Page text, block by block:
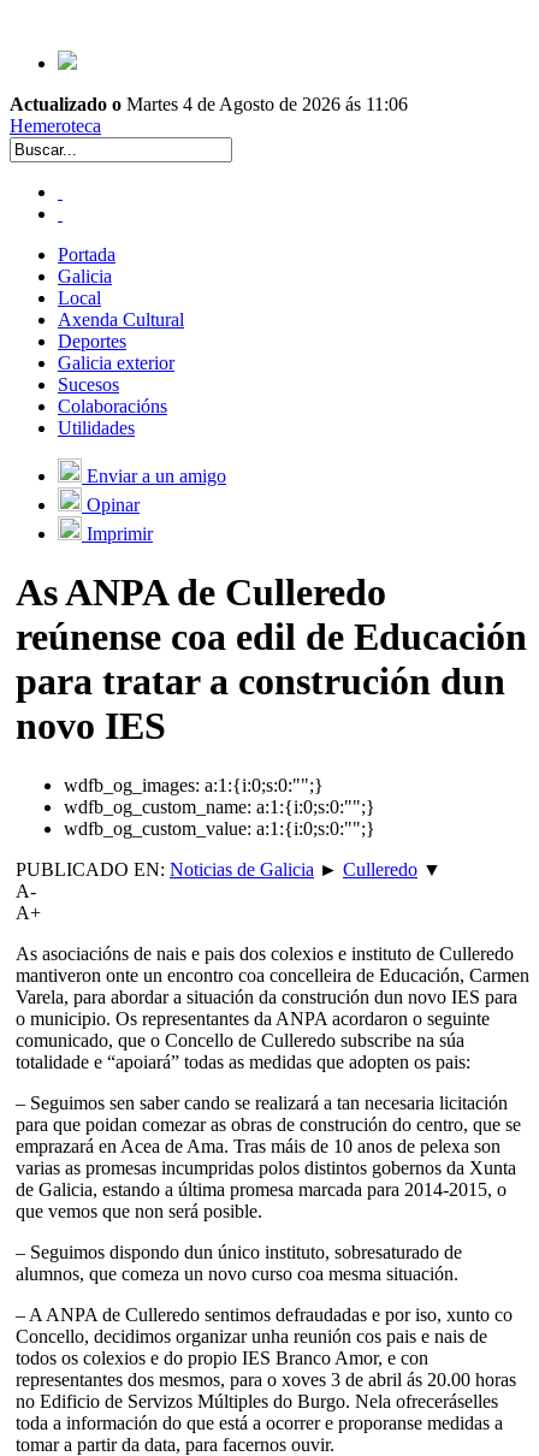
Actualizado o Martes 4 de Agosto de 2026 ás 11:06
Hemeroteca
Portada
Galicia
Local
Axenda Cultural
Deportes
Galicia exterior
Sucesos
Colaboracións
Utilidades
Enviar a un amigo
Opinar
Imprimir
As ANPA de Culleredo
reúnense coa edil de Educación
para tratar a construción dun
novo IES
wdfb_og_images: a:1:{i:0;s:0:"";}
wdfb_og_custom_name: a:1:{i:0;s:0:"";}
wdfb_og_custom_value: a:1:{i:0;s:0:"";}
PUBLICADO EN: Noticias de Galicia ► Culleredo ▼
A-
A+
As asociacións de nais e pais dos colexios e instituto de Culleredo
mantiveron onte un encontro coa concelleira de Educación, Carmen
Varela, para abordar a situación da construción dun novo IES para
o municipio. Os representantes da ANPA acordaron o seguinte
comunicado, que o Concello de Culleredo subscribe na súa
totalidade e “apoiará” todas as medidas que adopten os pais:
– Seguimos sen saber cando se realizará a tan necesaria licitación
para que poidan comezar as obras de construción do centro, que se
emprazará en Acea de Ama. Tras máis de 10 anos de pelexa son
varias as promesas incumpridas polos distintos gobernos da Xunta
de Galicia, estando a última promesa marcada para 2014-2015, o
que vemos que non será posible.
– Seguimos dispondo dun único instituto, sobresaturado de
alumnos, que comeza un novo curso coa mesma situación.
– A ANPA de Culleredo sentimos defraudadas e por iso, xunto co
Concello, decidimos organizar unha reunión cos pais e nais de
todos os colexios e do propio IES Branco Amor, e con
representantes dos mesmos, para o xoves 3 de abril ás 20.00 horas
no Edificio de Servizos Múltiples do Burgo. Nela ofreceráselles
toda a información do que está a ocorrer e proporanse medidas a
tomar a partir da data, para facernos ouvir.